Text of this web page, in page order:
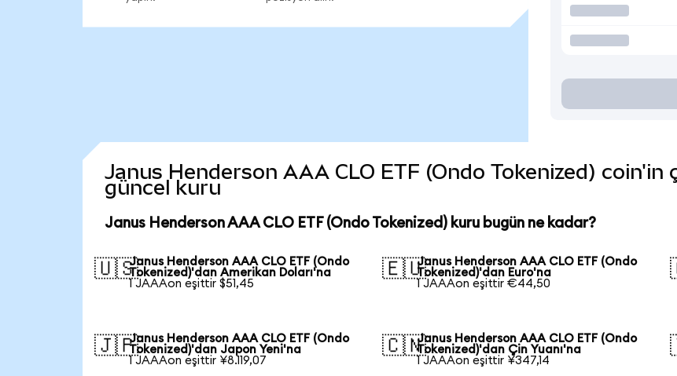
Janus Henderson AAA CLO ETF (Ondo Tokenized)
güncel kuru
Janus Henderson AAA CLO ETF (Ondo Tokenized) kuru bugün ne kadar?
🇺🇸Janus Henderson AAA CLO ETF (Ondo
Tokenized)'dan Amerikan Doları'na
1 JAAAon eşittir $51,45
🇪🇺Janus Henderson AAA CLO ETF (Ondo
Tokenized)'dan Euro'na
1 JAAAon eşittir €44,50
🇯🇵Janus Henderson AAA CLO ETF (Ondo
Tokenized)'dan Japon Yeni'na
1 JAAAon eşittir ¥8.119,07
🇨🇳Janus Henderson AAA CLO ETF (Ondo
Tokenized)'dan Çin Yuanı'na
1 JAAAon eşittir ¥347,14